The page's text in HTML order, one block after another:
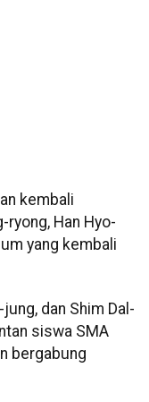
kembali
ryong, Han Hyo-
yang kembali
dan Shim Dal-
siswa SMA
bergabung